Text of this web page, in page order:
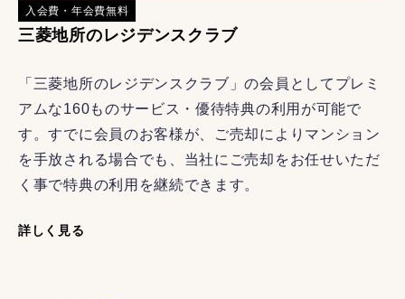
入会費・年会費無料
三菱地所のレジデンスクラブ
「三菱地所のレジデンスクラブ」の会員としてプレミ
アムな160ものサービス・優待特典の利用が可能で
す。すでに会員のお客様が、ご売却によりマンション
を手放される場合でも、当社にご売却をお任せいただ
く事で特典の利用を継続できます。
詳しく見る